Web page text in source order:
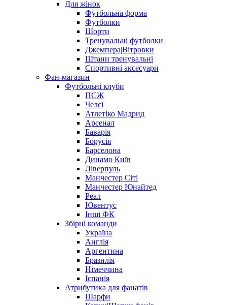
Для жінок
Футбольна форма
Футболки
Шорти
Тренувальні футболки
Джемпера|Вітровки
Штани тренувальні
Спортивні аксесуари
Фан-магазин
Футбольні клуби
ПСЖ
Челсі
Атлетіко Мадрид
Арсенал
Баварія
Борусія
Барселона
Динамо Київ
Ліверпуль
Манчестер Сіті
Манчестер Юнайтед
Реал
Ювентус
Інші ФК
Збірні команди
Україна
Англія
Аргентина
Бразилія
Німеччина
Іспанія
Атрибутика для фанатів
Шарфи